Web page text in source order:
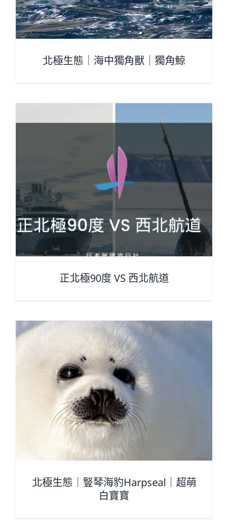
北極生態｜海中獨角獸｜獨角鯨
正北極90度 VS 西北航道
北極生態｜豎琴海豹Harpseal｜超萌
白寶寶